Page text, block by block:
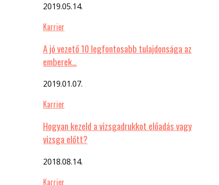
2019.05.14.
Karrier
A jó vezető 10 legfontosabb tulajdonsága az
emberek…
2019.01.07.
Karrier
Hogyan kezeld a vizsgadrukkot előadás vagy
vizsga előtt?
2018.08.14.
Karrier